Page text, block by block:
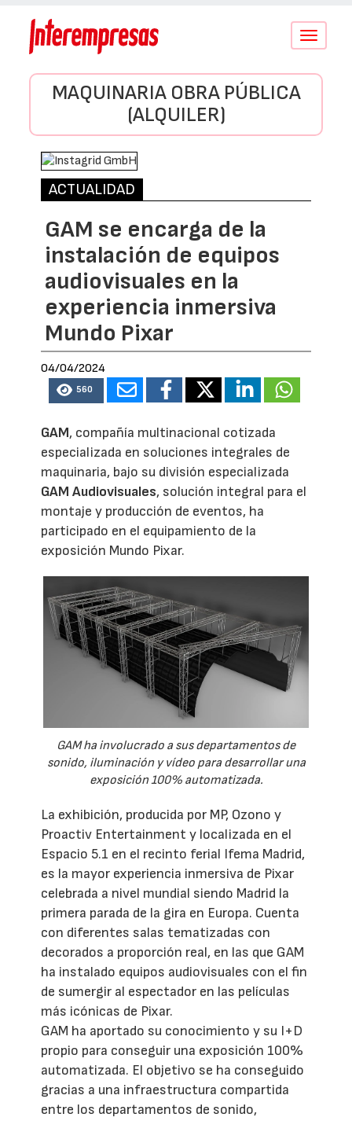
Conmutar
MAQUINARIA OBRA PÚBLICA
(ALQUILER)
ACTUALIDAD
GAM se encarga de la
instalación de equipos
audiovisuales en la
experiencia inmersiva
Mundo Pixar
04/04/2024
560
GAM, compañía multinacional cotizada
especializada en soluciones integrales de
maquinaria, bajo su división especializada
GAM Audiovisuales, solución integral para el
montaje y producción de eventos, ha
participado en el equipamiento de la
exposición Mundo Pixar.
GAM ha involucrado a sus departamentos de
sonido, iluminación y vídeo para desarrollar una
exposición 100% automatizada.
La exhibición, producida por MP, Ozono y
Proactiv Entertainment y localizada en el
Espacio 5.1 en el recinto ferial Ifema Madrid,
es la mayor experiencia inmersiva de Pixar
celebrada a nivel mundial siendo Madrid la
primera parada de la gira en Europa. Cuenta
con diferentes salas tematizadas con
decorados a proporción real, en las que GAM
ha instalado equipos audiovisuales con el fin
de sumergir al espectador en las películas
más icónicas de Pixar.
GAM ha aportado su conocimiento y su I+D
propio para conseguir una exposición 100%
automatizada. El objetivo se ha conseguido
gracias a una infraestructura compartida
entre los departamentos de sonido,